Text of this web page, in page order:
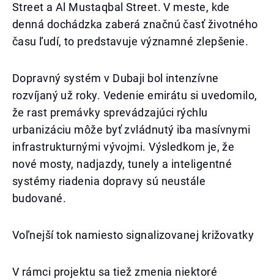
Street a Al Mustaqbal Street. V meste, kde
denná dochádzka zaberá značnú časť životného
času ľudí, to predstavuje významné zlepšenie.
Dopravný systém v Dubaji bol intenzívne
rozvíjaný už roky. Vedenie emirátu si uvedomilo,
že rast premávky sprevádzajúci rýchlu
urbanizáciu môže byť zvládnutý iba masívnymi
infrastrukturnými vývojmi. Výsledkom je, že
nové mosty, nadjazdy, tunely a inteligentné
systémy riadenia dopravy sú neustále
budované.
Voľnejší tok namiesto signalizovanej križovatky
V rámci projektu sa tiež zmenia niektoré